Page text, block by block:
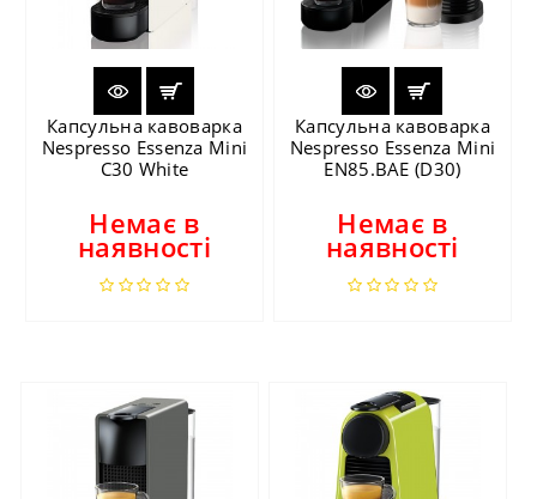
Капсульна кавоварка
Nespresso Essenza Mini
C30 White
Немає в
наявності
Капсульна кавоварка
Nespresso Essenza Mini
EN85.BAE (D30)
Немає в
наявності